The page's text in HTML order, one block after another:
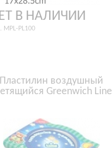
В НАЛИЧИИ
MPL-PL100
Пластилин воздушный
Greenwich Line